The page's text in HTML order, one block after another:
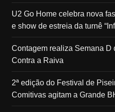
U2 Go Home celebra nova
e show de estreia da turnê
Contagem realiza Semana D
Contra a Raiva
2ª edição do Festival de
Comitivas agitam a Grande